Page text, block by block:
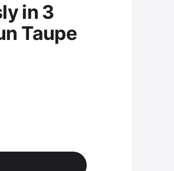
in 3
Taupe